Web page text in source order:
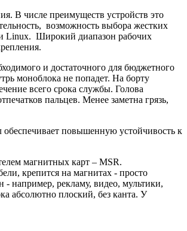
В числе преимуществ устройств это
возможность выбора жестких
и Linux. Широкий диапазон рабочих
и достаточного для бюджетного
моноблока не попадет. На борту
всего срока службы. Голова
пальцев. Менее заметна грязь,
обеспечивает повышенную устойчивость к
магнитных карт – MSR.
крепится на магнитах - просто
- например, рекламу, видео, мультики,
абсолютно плоский, без канта. У